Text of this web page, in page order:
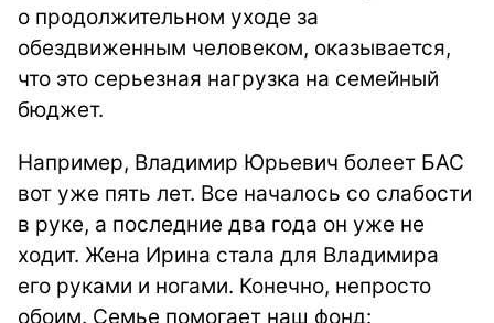
о продолжительном уходе за
обездвиженным человеком, оказывается,
что это серьезная нагрузка на семейный
бюджет.
Например, Владимир Юрьевич болеет БАС
вот уже пять лет. Все началось со слабости
в руке, а последние два года он уже не
ходит. Жена Ирина стала для Владимира
его руками и ногами. Конечно, непросто
обоим. Семье помогает наш фонд: